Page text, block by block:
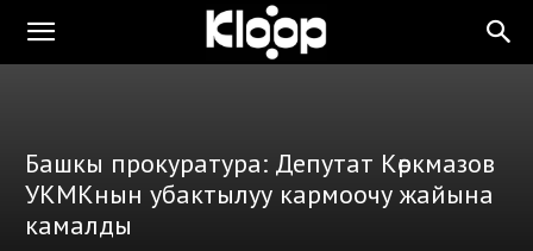
Башкы прокуратура: Депутат Көркмазов
УКМКнын убактылуу кармоочу жайына
камалды